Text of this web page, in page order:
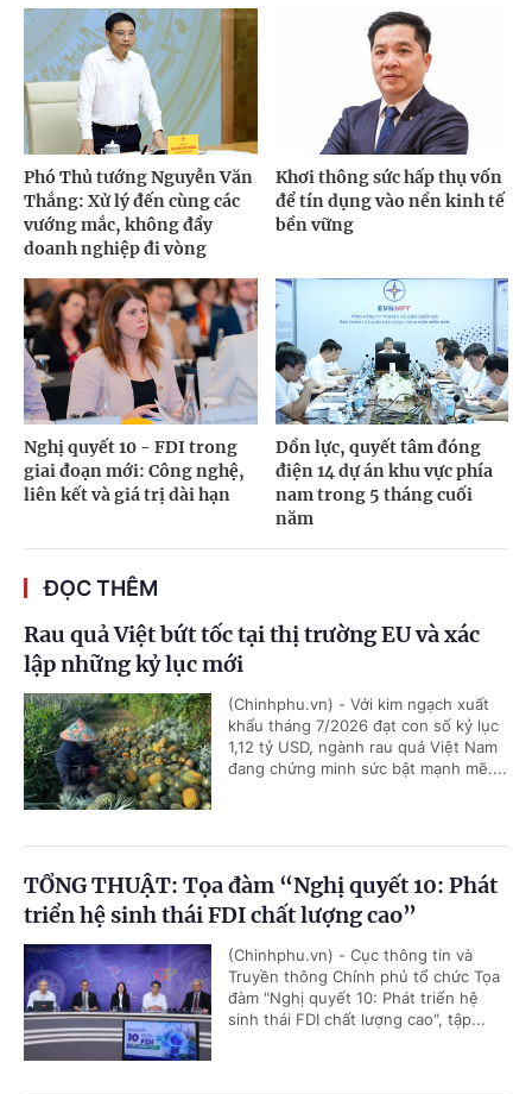
Phó Thủ tướng Nguyễn Văn
Thắng: Xử lý đến cùng các
vướng mắc, không đẩy
doanh nghiệp đi vòng
Khơi thông sức hấp thụ vốn
để tín dụng vào nền kinh tế
bền vững
Nghị quyết 10 - FDI trong
giai đoạn mới: Công nghệ,
liên kết và giá trị dài hạn
Dồn lực, quyết tâm đóng
điện 14 dự án khu vực phía
nam trong 5 tháng cuối
năm
ĐỌC THÊM
Rau quả Việt bứt tốc tại thị trường EU và xác
lập những kỷ lục mới
(Chinhphu.vn) - Với kim ngạch xuất
khẩu tháng 7/2026 đạt con số kỷ lục
1,12 tỷ USD, ngành rau quả Việt Nam
đang chứng minh sức bật mạnh mẽ....
TỔNG THUẬT: Tọa đàm “Nghị quyết 10: Phát
triển hệ sinh thái FDI chất lượng cao”
(Chinhphu.vn) - Cục thông tin và
Truyền thông Chính phủ tổ chức Tọa
đàm "Nghị quyết 10: Phát triển hệ
sinh thái FDI chất lượng cao", tập...